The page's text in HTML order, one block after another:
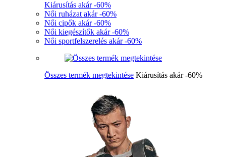
Kiárusítás akár -60%
Női ruházat akár -60%
Női cipők akár -60%
Női kiegészítők akár -60%
Női sportfelszerelés akár -60%
Összes termék megtekintése Kiárusítás akár -60%